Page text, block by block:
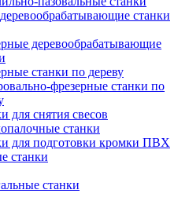
станки
деревообрабатывающие
станки по дереву
фрезерные станки по
для снятия свесов
станки
для подготовки кромки ПВХ
станки
станки